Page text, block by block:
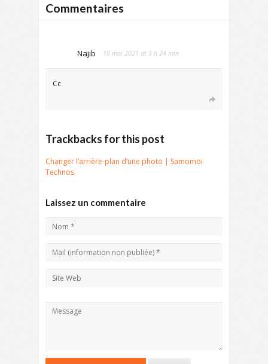
Commentaires
Najib 10 mai 2021 at 5 h 24 min
Cc
Trackbacks for this post
Changer l’arrière-plan d’une photo | Samomoi
Technos
Laissez un commentaire